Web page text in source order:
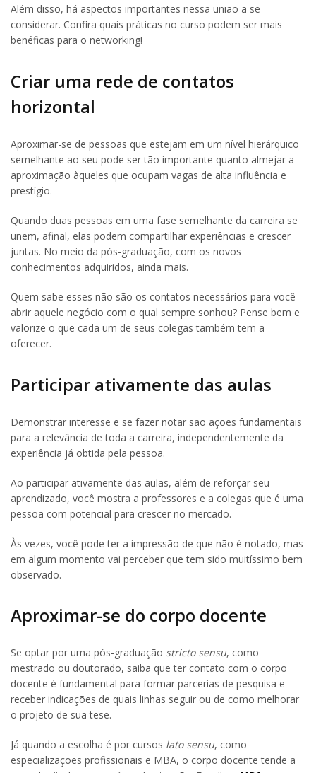
Além disso, há aspectos importantes nessa união a se
considerar. Confira quais práticas no curso podem ser mais
benéficas para o networking!
Criar uma rede de contatos
horizontal
Aproximar-se de pessoas que estejam em um nível hierárquico
semelhante ao seu pode ser tão importante quanto almejar a
aproximação àqueles que ocupam vagas de alta influência e
prestígio.
Quando duas pessoas em uma fase semelhante da carreira se
unem, afinal, elas podem compartilhar experiências e crescer
juntas. No meio da pós-graduação, com os novos
conhecimentos adquiridos, ainda mais.
Quem sabe esses não são os contatos necessários para você
abrir aquele negócio com o qual sempre sonhou? Pense bem e
valorize o que cada um de seus colegas também tem a
oferecer.
Participar ativamente das aulas
Demonstrar interesse e se fazer notar são ações fundamentais
para a relevância de toda a carreira, independentemente da
experiência já obtida pela pessoa.
Ao participar ativamente das aulas, além de reforçar seu
aprendizado, você mostra a professores e a colegas que é uma
pessoa com potencial para crescer no mercado.
Às vezes, você pode ter a impressão de que não é notado, mas
em algum momento vai perceber que tem sido muitíssimo bem
observado.
Aproximar-se do corpo docente
Se optar por uma pós-graduação stricto sensu, como
mestrado ou doutorado, saiba que ter contato com o corpo
docente é fundamental para formar parcerias de pesquisa e
receber indicações de quais linhas seguir ou de como melhorar
o projeto de sua tese.
Já quando a escolha é por cursos lato sensu, como
especializações profissionais e MBA, o corpo docente tende a